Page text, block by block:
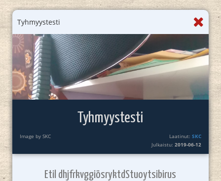
Tyhmyystesti
Tyhmyystesti
Image by SKC Laatinut:SKC
Julkaistu:2019-06-12
Etil dhjfrkvggiösryktdStuoytsibirus